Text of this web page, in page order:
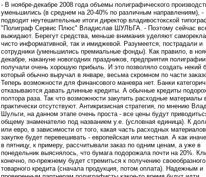
- В ноябре-декабре 2008 года объемы полиграфического
уменьшились (в среднем на 20-40% по различным направлениям), -
подводит неутешительные итоги директор владивостокской
"Полиграф Сервис Плюс" Владислав ШУЛЬГА. - Поэтому сейчас
выжидают. Берегут средства, меньше внимания уделяют
чисто информативной, так и имиджевой. Разумеется, пострадали и
сотрудники (уменьшились премиальные фонды). Как правило, в
декабре, накануне новогодних праздников, предприятия полиграфии
получали очень хорошую прибыль. И это позволяло создать некий
который обычно выручал в январе, весьма скромном по части
Теперь возможности для финансового маневра нет. Банки
отказываются давать длинные кредиты. А обычные кредиты
полтора раза. Так что возможности закупить расходные материалы
практически отсутствуют. Антикризисная стратегия, по мнению
Шульги, на данном этапе очень проста - все цены будут
общему знаменателю под названием у.е. (условная единица). К
или евро, в зависимости от того, какая часть расходных
закупке будет перевешивать - европейская или местная. А как
в пятницу, к примеру, рассчитывали заказ по одним ценам, а уже в
понедельник выяснялось, что бумага подорожала почти на 20%.
конечно, по-прежнему будет стремиться к получению своеобразного
товарного кредита (сначала продукция, потом оплата). Надежным и